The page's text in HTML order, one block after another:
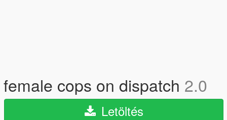
female cops on dispatch 2.0
Letöltés